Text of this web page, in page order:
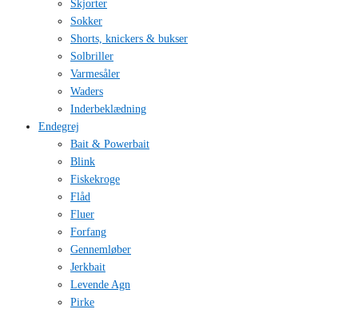
Skjorter
Sokker
Shorts, knickers & bukser
Solbriller
Varmesåler
Waders
Inderbeklædning
Endegrej
Bait & Powerbait
Blink
Fiskekroge
Flåd
Fluer
Forfang
Gennemløber
Jerkbait
Levende Agn
Pirke